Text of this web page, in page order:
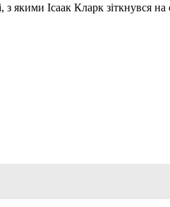
якими Ісаак Кларк зіткнувся